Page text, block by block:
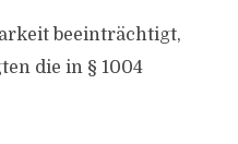
beeinträchtigt,
die in § 1004